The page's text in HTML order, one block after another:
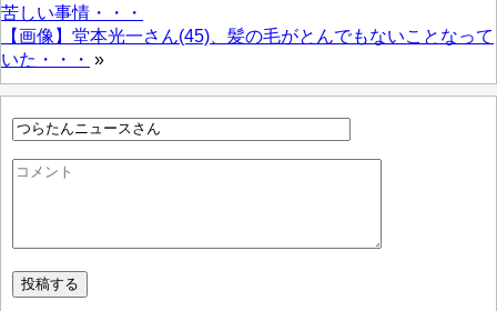
苦しい事情・・・
【画像】堂本光一さん(45)、髪の毛がとんでもないことなって
いた・・・ »